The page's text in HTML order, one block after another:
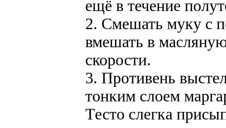
ещё в течение
2. Смешать муку с
вмешать в
скорости.
3. Противень
тонким слоем
Тесто слегка